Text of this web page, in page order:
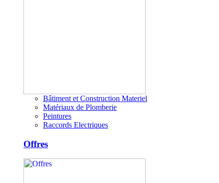
Bâtiment et Construction Materiel
Matériaux de Plomberie
Peintures
Raccords Electriques
Offres